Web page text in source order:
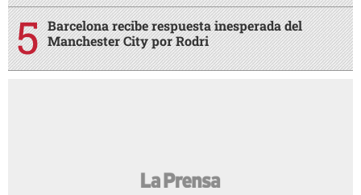
Barcelona recibe respuesta inesperada del
Manchester City por Rodri